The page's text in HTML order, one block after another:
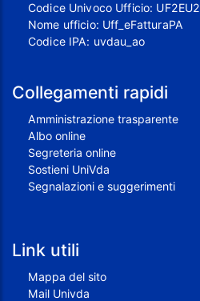
Codice Univoco Ufficio: UF2EU2
Nome ufficio: Uff_eFatturaPA
Codice IPA: uvdau_ao
Collegamenti rapidi
Amministrazione trasparente
Albo online
Segreteria online
Sostieni UniVda
Segnalazioni e suggerimenti
Link utili
Mappa del sito
Mail Univda